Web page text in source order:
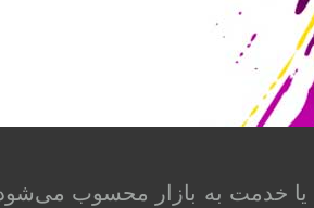
خدمت به بازار محسوب